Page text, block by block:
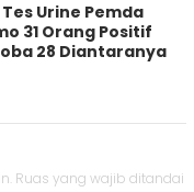
Tes Urine Pemda
31 Orang Positif
28 Diantaranya
Ruas yang wajib ditandai